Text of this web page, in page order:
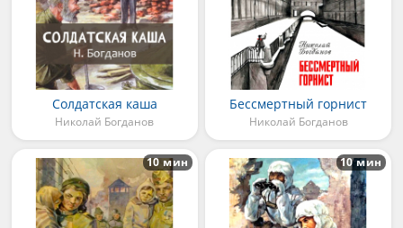
Солдатская каша
Николай Богданов
Бессмертный горнист
Николай Богданов
10 мин 10 мин